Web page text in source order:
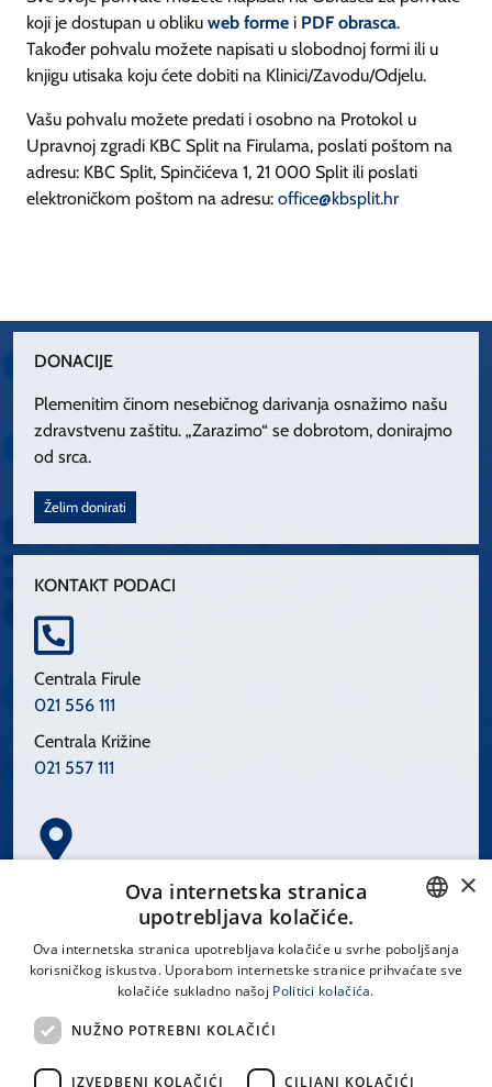
koji je dostupan u obliku web forme i PDF obrasca.
Također pohvalu možete napisati u slobodnoj formi ili u
knjigu utisaka koju ćete dobiti na Klinici/Zavodu/Odjelu.
Vašu pohvalu možete predati i osobno na Protokol u
Upravnoj zgradi KBC Split na Firulama, poslati poštom na
adresu: KBC Split, Spinčićeva 1, 21 000 Split ili poslati
elektroničkom poštom na adresu: office@kbsplit.hr
DONACIJE
Plemenitim činom nesebičnog darivanja osnažimo našu
zdravstvenu zaštitu. „Zarazimo“ se dobrotom, donirajmo
od srca.
Želim donirati
KONTAKT PODACI
Centrala Firule
021 556 111
Centrala Križine
021 557 111
Spinčićeva 1, 21000 Split
LINKOVI
CROATIAN
×
Ova internetska stranica
upotrebljava kolačiće.
Ova internetska stranica upotrebljava kolačiće u svrhe poboljšanja
korisničkog iskustva. Uporabom internetske stranice prihvaćate sve
kolačiće sukladno našoj Politici kolačića.
NUŽNO POTREBNI KOLAČIĆI
IZVEDBENI KOLAČIĆI CILJANI KOLAČIĆI